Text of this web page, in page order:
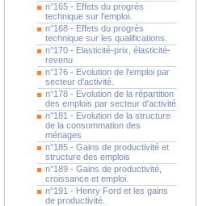
n°165 - Effets du progrès
technique sur l'emploi.
n°168 - Effets du progrès
technique sur les qualifications.
n°170 - Elasticité-prix, élasticité-
revenu
n°176 - Evolution de l'emploi par
secteur d'activité.
n°178 - Evolution de la répartition
des emplois par secteur d'activité
n°181 - Evolution de la structure
de la consommation des
ménages
n°185 - Gains de productivité et
structure des emplois
n°189 - Gains de productivité,
croissance et emploi.
n°191 - Henry Ford et les gains
de productivité.